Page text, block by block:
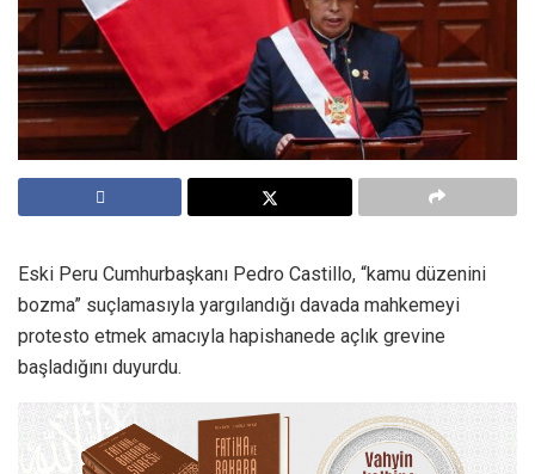
Eski Peru Cumhurbaşkanı Pedro Castillo, “kamu düzenini
bozma” suçlamasıyla yargılandığı davada mahkemeyi
protesto etmek amacıyla hapishanede açlık grevine
başladığını duyurdu.